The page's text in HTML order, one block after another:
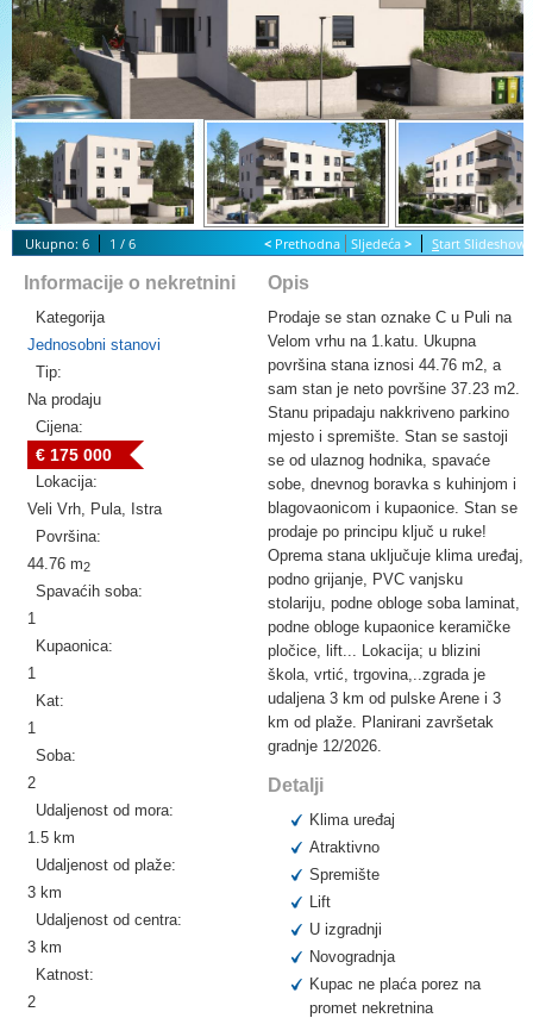
Ukupno: 6 1 / 6 < Prethodna Sljedeća > Start Slideshow
Informacije o nekretnini
Kategorija
Jednosobni stanovi
Tip:
Na prodaju
Cijena:
€ 175 000
Lokacija:
Veli Vrh, Pula, Istra
Površina:
44.76 m2
Spavaćih soba:
1
Kupaonica:
1
Kat:
1
Soba:
2
Udaljenost od mora:
1.5 km
Udaljenost od plaže:
3 km
Udaljenost od centra:
3 km
Katnost:
2
Opis
Prodaje se stan oznake C u Puli na
Velom vrhu na 1.katu. Ukupna
površina stana iznosi 44.76 m2, a
sam stan je neto površine 37.23 m2.
Stanu pripadaju nakkriveno parkino
mjesto i spremište. Stan se sastoji
se od ulaznog hodnika, spavaće
sobe, dnevnog boravka s kuhinjom i
blagovaonicom i kupaonice. Stan se
prodaje po principu ključ u ruke!
Oprema stana uključuje klima uređaj,
podno grijanje, PVC vanjsku
stolariju, podne obloge soba laminat,
podne obloge kupaonice keramičke
pločice, lift... Lokacija; u blizini
škola, vrtić, trgovina,..zgrada je
udaljena 3 km od pulske Arene i 3
km od plaže. Planirani završetak
gradnje 12/2026.
Detalji
Klima uređaj
Atraktivno
Spremište
Lift
U izgradnji
Novogradnja
Kupac ne plaća porez na
promet nekretnina